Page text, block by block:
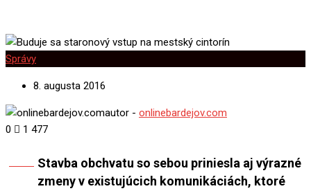
Správy
8. augusta 2016
autor - onlinebardejov.com
0
1 477
Stavba obchvatu so sebou priniesla aj výrazné
zmeny v existujúcich komunikáciách, ktoré